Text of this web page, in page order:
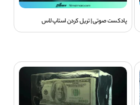
پادکست صوتی | تریل کردن استاپ لاس